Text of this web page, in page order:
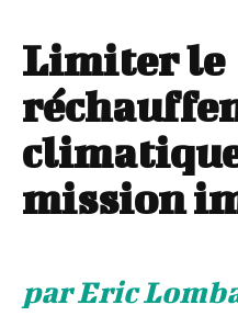
Limiter le
climatique
mission
par Eric